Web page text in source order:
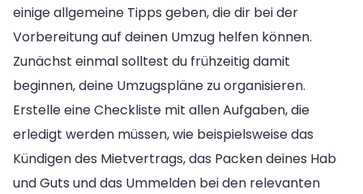
einige allgemeine Tipps geben, die dir bei der
Vorbereitung auf deinen Umzug helfen können.
Zunächst einmal solltest du frühzeitig damit
beginnen, deine Umzugspläne zu organisieren.
Erstelle eine Checkliste mit allen Aufgaben, die
erledigt werden müssen, wie beispielsweise das
Kündigen des Mietvertrags, das Packen deines Hab
und Guts und das Ummelden bei den relevanten